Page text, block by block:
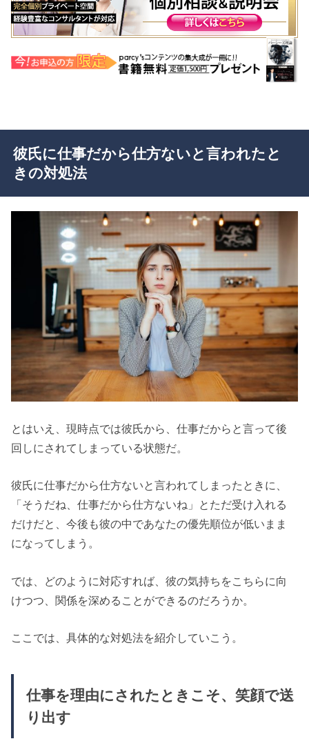
彼氏に仕事だから仕方ないと言われたと
きの対処法
とはいえ、現時点では彼氏から、仕事だからと言って後
回しにされてしまっている状態だ。
彼氏に仕事だから仕方ないと言われてしまったときに、
「そうだね、仕事だから仕方ないね」とただ受け入れる
だけだと、今後も彼の中であなたの優先順位が低いまま
になってしまう。
では、どのように対応すれば、彼の気持ちをこちらに向
けつつ、関係を深めることができるのだろうか。
ここでは、具体的な対処法を紹介していこう。
仕事を理由にされたときこそ、笑顔で送
り出す